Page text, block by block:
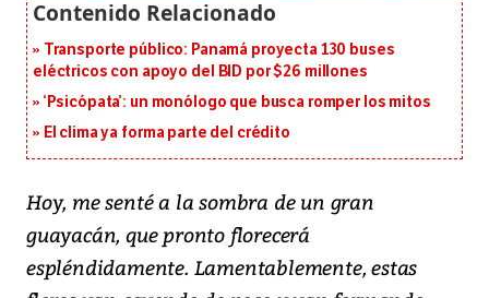
Transporte público: Panamá proyecta 130 buses
eléctricos con apoyo del BID por $26 millones
‘Psicópata’: un monólogo que busca romper los mitos
El clima ya forma parte del crédito
Hoy, me senté a la sombra de un gran
guayacán, que pronto florecerá
espléndidamente. Lamentablemente, estas